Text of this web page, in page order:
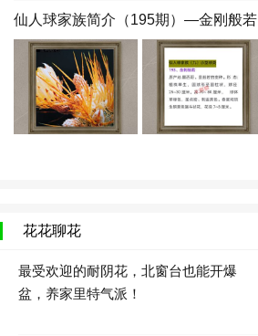
仙人球家族简介（195期）—金刚般若
花花聊花
最受欢迎的耐阴花，北窗台也能开爆
盆，养家里特气派！